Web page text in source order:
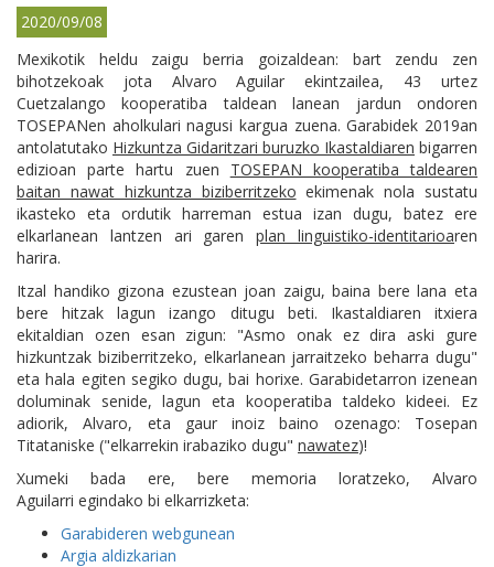
2020/09/08
Mexikotik heldu zaigu berria goizaldean: bart zendu zen
bihotzekoak jota Alvaro Aguilar ekintzailea, 43 urtez
Cuetzalango kooperatiba taldean lanean jardun ondoren
TOSEPANen aholkulari nagusi kargua zuena. Garabidek 2019an
antolatutako Hizkuntza Gidaritzari buruzko Ikastaldiaren bigarren
edizioan parte hartu zuen TOSEPAN kooperatiba taldearen
baitan nawat hizkuntza biziberritzeko ekimenak nola sustatu
ikasteko eta ordutik harreman estua izan dugu, batez ere
elkarlanean lantzen ari garenplan linguistiko-identitarioaren
harira.
Itzal handiko gizona ezustean joan zaigu, baina bere lana eta
bere hitzak lagun izango ditugu beti. Ikastaldiaren itxiera
ekitaldian ozen esan zigun: "Asmo onak ez dira aski gure
hizkuntzak biziberritzeko, elkarlanean jarraitzeko beharra dugu"
eta hala egiten segiko dugu, bai horixe. Garabidetarron izenean
doluminak senide, lagun eta kooperatiba taldeko kideei. Ez
adiorik, Alvaro, eta gaur inoiz baino ozenago: Tosepan
Titataniske ("elkarrekin irabaziko dugu" nawatez)!
Xumeki bada ere, bere memoria loratzeko, Alvaro
Aguilarri egindako bi elkarrizketa:
Garabideren webgunean
Argia aldizkarian